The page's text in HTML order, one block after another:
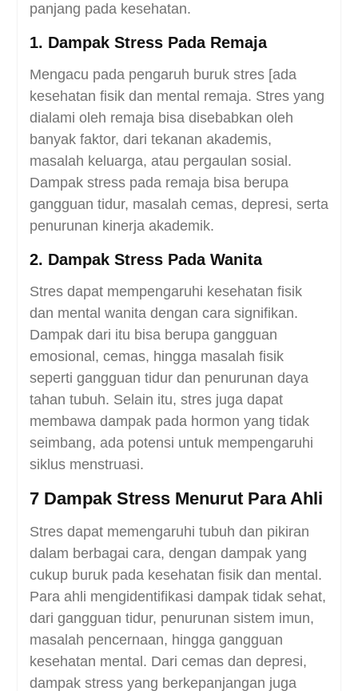
panjang pada kesehatan.
1. Dampak Stress Pada Remaja
Mengacu pada pengaruh buruk stres [ada
kesehatan fisik dan mental remaja. Stres yang
dialami oleh remaja bisa disebabkan oleh
banyak faktor, dari tekanan akademis,
masalah keluarga, atau pergaulan sosial.
Dampak stress pada remaja bisa berupa
gangguan tidur, masalah cemas, depresi, serta
penurunan kinerja akademik.
2. Dampak Stress Pada Wanita
Stres dapat mempengaruhi kesehatan fisik
dan mental wanita dengan cara signifikan.
Dampak dari itu bisa berupa gangguan
emosional, cemas, hingga masalah fisik
seperti gangguan tidur dan penurunan daya
tahan tubuh. Selain itu, stres juga dapat
membawa dampak pada hormon yang tidak
seimbang, ada potensi untuk mempengaruhi
siklus menstruasi.
7 Dampak Stress Menurut Para Ahli
Stres dapat memengaruhi tubuh dan pikiran
dalam berbagai cara, dengan dampak yang
cukup buruk pada kesehatan fisik dan mental.
Para ahli mengidentifikasi dampak tidak sehat,
dari gangguan tidur, penurunan sistem imun,
masalah pencernaan, hingga gangguan
kesehatan mental. Dari cemas dan depresi,
dampak stress yang berkepanjangan juga